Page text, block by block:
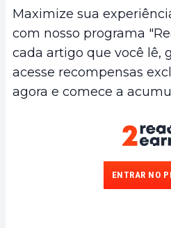
Maximize sua
com nosso programa
cada artigo que você lê,
acesse recompensas
agora e comece a
ENTRAR NO